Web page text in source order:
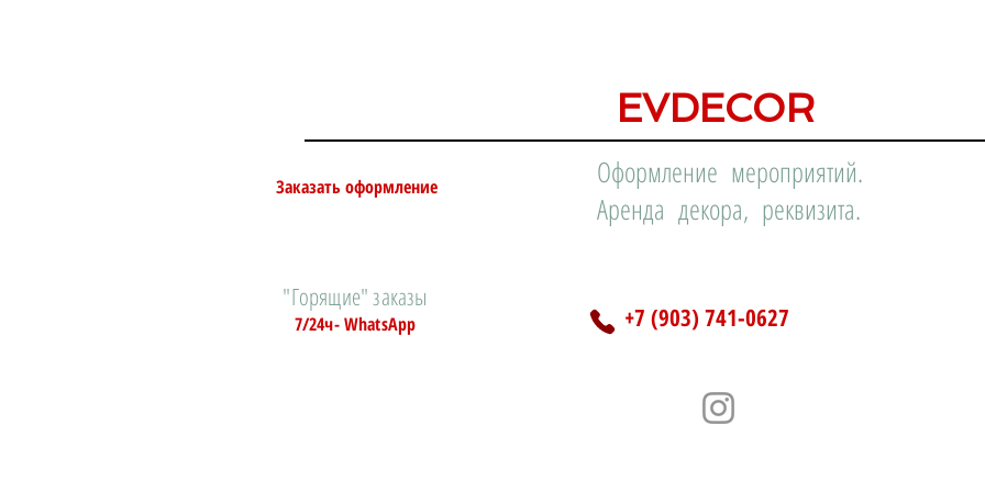
EVDECOR
Заказать оформление
"Горящие" заказы
7/24ч- WhatsApp
Оформление мероприятий.
Аренда декора, реквизита.
+7 (903) 741-0627